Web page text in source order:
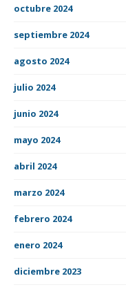
octubre 2024
septiembre 2024
agosto 2024
julio 2024
junio 2024
mayo 2024
abril 2024
marzo 2024
febrero 2024
enero 2024
diciembre 2023